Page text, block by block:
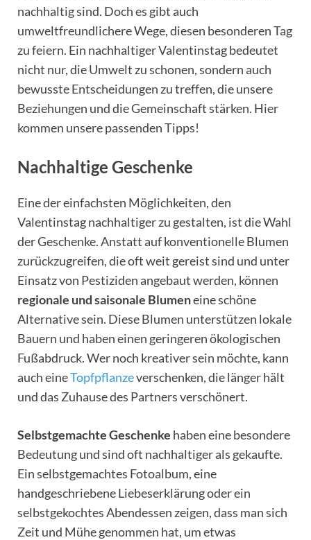
nachhaltig sind. Doch es gibt auch
umweltfreundlichere Wege, diesen besonderen Tag
zu feiern. Ein nachhaltiger Valentinstag bedeutet
nicht nur, die Umwelt zu schonen, sondern auch
bewusste Entscheidungen zu treffen, die unsere
Beziehungen und die Gemeinschaft stärken. Hier
kommen unsere passenden Tipps!
Nachhaltige Geschenke
Eine der einfachsten Möglichkeiten, den
Valentinstag nachhaltiger zu gestalten, ist die Wahl
der Geschenke. Anstatt auf konventionelle Blumen
zurückzugreifen, die oft weit gereist sind und unter
Einsatz von Pestiziden angebaut werden, können
regionale und saisonale Blumeneine schöne
Alternative sein. Diese Blumen unterstützen lokale
Bauern und haben einen geringeren ökologischen
Fußabdruck. Wer noch kreativer sein möchte, kann
auch eineTopfpflanzeverschenken, die länger hält
und das Zuhause des Partners verschönert.
Selbstgemachte Geschenke haben eine besondere
Bedeutung und sind oft nachhaltiger als gekaufte.
Ein selbstgemachtes Fotoalbum, eine
handgeschriebene Liebeserklärung oder ein
selbstgekochtes Abendessen zeigen, dass man sich
Zeit und Mühe genommen hat, um etwas